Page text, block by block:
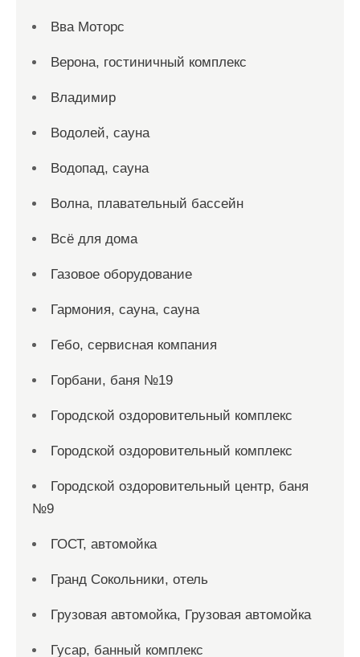
Вва Моторс
Верона, гостиничный комплекс
Владимир
Водолей, сауна
Водопад, сауна
Волна, плавательный бассейн
Всё для дома
Газовое оборудование
Гармония, сауна, сауна
Гебо, сервисная компания
Горбани, баня №19
Городской оздоровительный комплекс
Городской оздоровительный комплекс
Городской оздоровительный центр, баня
№9
ГОСТ, автомойка
Гранд Сокольники, отель
Грузовая автомойка, Грузовая автомойка
Гусар, банный комплекс